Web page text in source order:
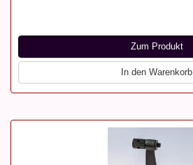
Zum Produkt
In den Warenkorb